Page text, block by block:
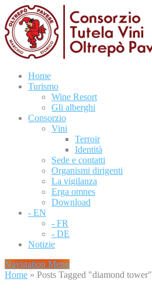
Home
Turismo
Wine Resort
Gli alberghi
Consorzio
Vini
Terroir
Identità
Sede e contatti
Organismi dirigenti
La vigilanza
Erga omnes
Download
- EN
- FR
- DE
Notizie
Navigation Menu
Home » Posts Tagged "diamond tower"